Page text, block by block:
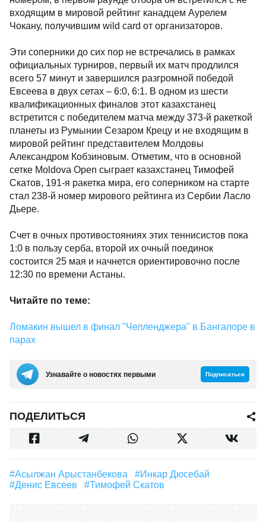
входящим в мировой рейтинг канадцем Аурелем
Чокану, получившим wild card от организаторов.
Эти соперники до сих пор не встречались в рамках
официальных турниров, первый их матч продлился
всего 57 минут и завершился разгромной победой
Евсеева в двух сетах – 6:0, 6:1. В одном из шести
квалификационных финалов этот казахстанец
встретится с победителем матча между 373-й ракеткой
планеты из Румынии Сезаром Крецу и не входящим в
мировой рейтинг представителем Молдовы
Александром Кобзиновым. Отметим, что в основной
сетке Moldova Open сыграет казахстанец Тимофей
Скатов, 191-я ракетка мира, его соперником на старте
стал 238-й номер мирового рейтинга из Сербии Ласло
Дьере.
Счет в очных противостояниях этих теннисистов пока
1:0 в пользу серба, второй их очный поединок
состоится 25 мая и начнется ориентировочно после
12:30 по времени Астаны.
Читайте по теме:
Ломакин вышел в финал "Челленджера" в Бангалоре в
парах
Узнавайте о новостях первыми Подписаться
ПОДЕЛИТЬСЯ
#Асылжан Арыстанбекова
#Инкар Дюсебай
#Денис Евсеев
#Тимофей Скатов